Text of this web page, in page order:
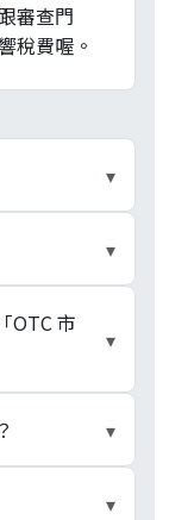
審查門
稅費喔。
▾
臺灣證券交
店頭市場由
上櫃與興櫃
漲跌幅、交
▾
域」，上
」。店頭
票、上櫃
類有價證
OTC 市
▾
早年櫃檯議
檯買賣中
▾
交系統」
▾